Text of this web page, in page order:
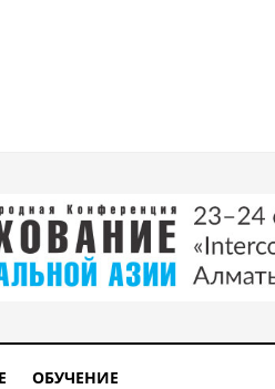
пшеницы из-за изменения климата
ОБУЧЕНИЕ